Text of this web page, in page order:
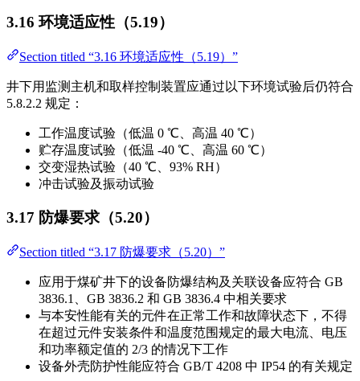
3.16 环境适应性（5.19）
Section titled “3.16 环境适应性（5.19）”
井下用监测主机和取样控制装置应通过以下环境试验后仍符合
5.8.2.2 规定：
工作温度试验（低温 0 ℃、高温 40 ℃）
贮存温度试验（低温 -40 ℃、高温 60 ℃）
交变湿热试验（40 ℃、93% RH）
冲击试验及振动试验
3.17 防爆要求（5.20）
Section titled “3.17 防爆要求（5.20）”
应用于煤矿井下的设备防爆结构及关联设备应符合 GB
3836.1、GB 3836.2 和 GB 3836.4 中相关要求
与本安性能有关的元件在正常工作和故障状态下，不得
在超过元件安装条件和温度范围规定的最大电流、电压
和功率额定值的 2/3 的情况下工作
设备外壳防护性能应符合 GB/T 4208 中 IP54 的有关规定